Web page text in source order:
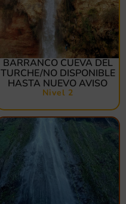
BARRANCO CUEVA DEL
TURCHE/NO DISPONIBLE
HASTA NUEVO AVISO
Nivel 2